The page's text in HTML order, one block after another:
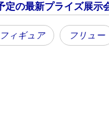
定の最新プライズ展示
フィギュア フリュー